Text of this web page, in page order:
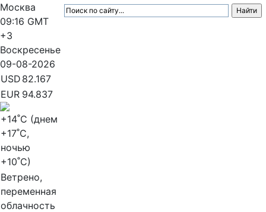
Москва
09:16 GMT
+3
Воскресенье
09-08-2026
USD 82.167
EUR 94.837
+14˚C (днем
+17˚C,
ночью
+10˚C)
Ветрено,
переменная
облачность